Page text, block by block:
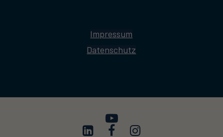
Impressum
Datenschutz